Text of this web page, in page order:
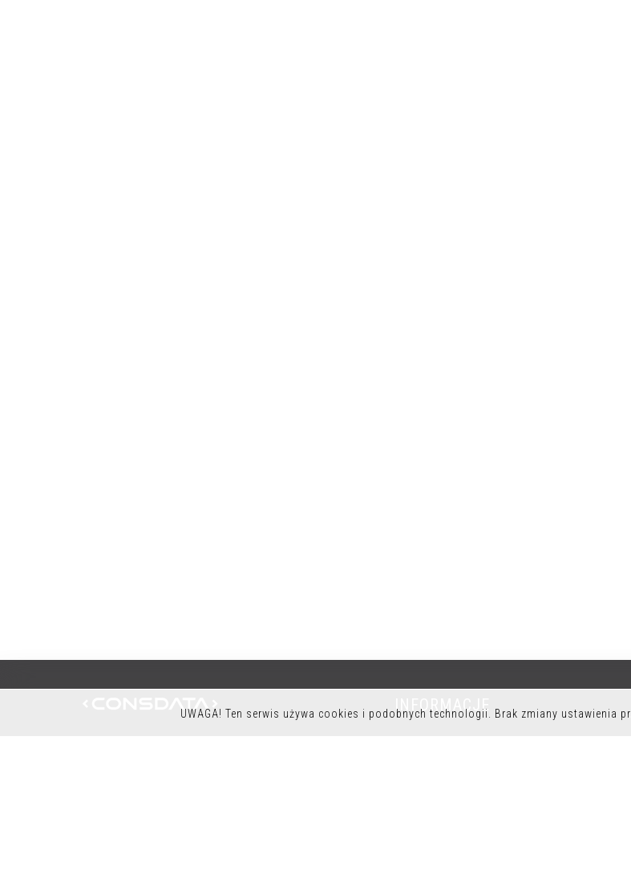
INFORMACJE
UWAGA! Ten serwis używa cookies i podobnych technologii. Brak zmiany ustawienia